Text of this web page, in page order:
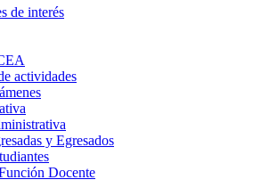
de interés
actividades
y Egresados
Docente